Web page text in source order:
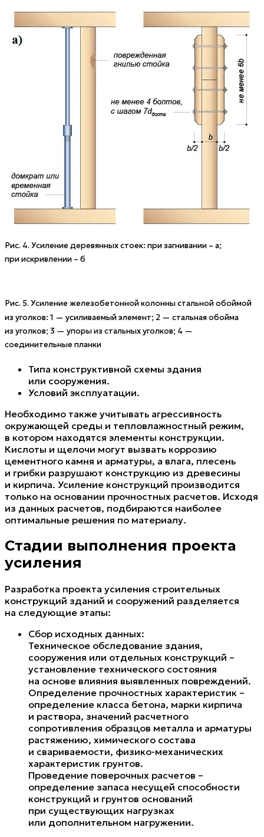
Рис. 4. Усиление деревянных стоек: при загнивании – а;
при искривлении – б
Рис. 5. Усиление железобетонной колонны стальной обоймой
из уголков: 1 — усиливаемый элемент; 2 — стальная обойма
из уголков; 3 — упоры из стальных уголков; 4 —
соединительные планки
Типа конструктивной схемы здания
или сооружения.
Условий эксплуатации.
Необходимо также учитывать агрессивность
окружающей среды и тепловлажностный режим,
в котором находятся элементы конструкции.
Кислоты и щелочи могут вызвать коррозию
цементного камня и арматуры, а влага, плесень
и грибки разрушают конструкцию из древесины
и кирпича. Усиление конструкций производится
только на основании прочностных расчетов. Исходя
из данных расчетов, подбираются наиболее
оптимальные решения по материалу.
Стадии выполнения проекта
усиления
Разработка проекта усиления строительных
конструкций зданий и сооружений разделяется
на следующие этапы:
Сбор исходных данных:
Техническое обследование здания,
сооружения или отдельных конструкций –
установление технического состояния
на основе влияния выявленных повреждений.
Определение прочностных характеристик –
определение класса бетона, марки кирпича
и раствора, значений расчетного
сопротивления образцов металла и арматуры
растяжению, химического состава
и свариваемости, физико-механических
характеристик грунтов.
Проведение поверочных расчетов –
определение запаса несущей способности
конструкций и грунтов оснований
при существующих нагрузках
или дополнительном нагружении.